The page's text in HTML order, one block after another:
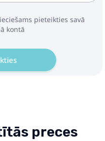
pieteikties savā
kontā
preces